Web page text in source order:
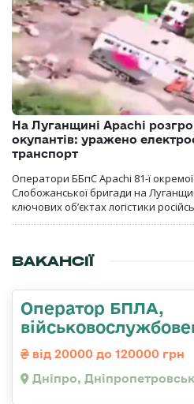
На Луганщині Apachi
окупантів: уражено
транспорт
Оператори ББпС Apachi 81-ї
Слобожанської бригади на
ключових об’єктах логістики
ВАКАНСІЇ
Оператор БПЛА,
від 20000 до 120000 грн
Дніпро,